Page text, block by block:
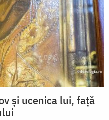
și ucenica lui, față